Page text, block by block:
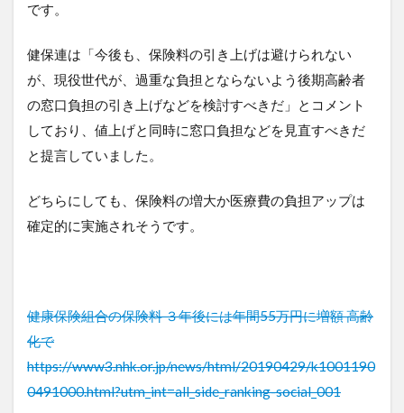
です。
健保連は「今後も、保険料の引き上げは避けられない
が、現役世代が、過重な負担とならないよう後期高齢者
の窓口負担の引き上げなどを検討すべきだ」とコメント
しており、値上げと同時に窓口負担などを見直すべきだ
と提言していました。
どちらにしても、保険料の増大か医療費の負担アップは
確定的に実施されそうです。
健康保険組合の保険料 ３年後には年間55万円に増額 高齢
化で
https://www3.nhk.or.jp/news/html/20190429/k1001190
0491000.html?utm_int=all_side_ranking-social_001